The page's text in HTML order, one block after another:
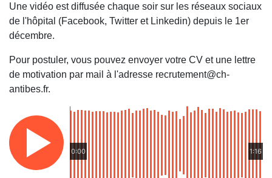
Une vidéo est diffusée chaque soir sur les réseaux sociaux
de l'hôpital (Facebook, Twitter et Linkedin) depuis le 1er
décembre.
Pour postuler, vous pouvez envoyer votre CV et une lettre
de motivation par mail à l'adresse recrutement@ch-
antibes.fr.
0:00 1:16